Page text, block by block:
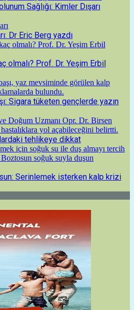
Sağlığı: Kimler Dışarı
Dr Eric Berg yazdı
olmalı? Prof. Dr. Yeşim Erbil
Sigara tüketen gençlerde yazın
tehlikeye dikkat
Serinlemek isterken kalp krizi